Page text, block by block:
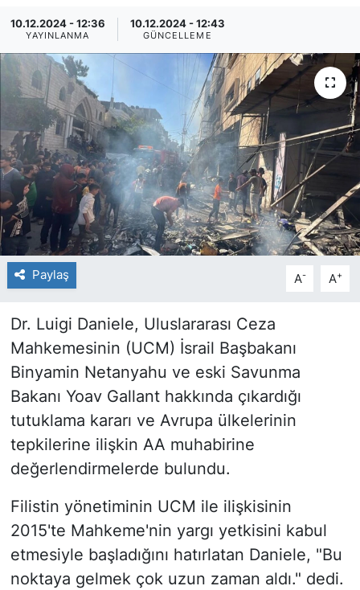
10.12.2024 - 12:36
YAYINLANMA
10.12.2024 - 12:43
GÜNCELLEME
Paylaş A- A+
Dr. Luigi Daniele, Uluslararası Ceza
Mahkemesinin (UCM) İsrail Başbakanı
Binyamin Netanyahu ve eski Savunma
Bakanı Yoav Gallant hakkında çıkardığı
tutuklama kararı ve Avrupa ülkelerinin
tepkilerine ilişkin AA muhabirine
değerlendirmelerde bulundu.
Filistin yönetiminin UCM ile ilişkisinin
2015'te Mahkeme'nin yargı yetkisini kabul
etmesiyle başladığını hatırlatan Daniele, "Bu
noktaya gelmek çok uzun zaman aldı." dedi.